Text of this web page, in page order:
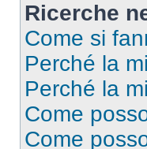
Ricerche
Come si
Perché la
Perché la
Come
Come